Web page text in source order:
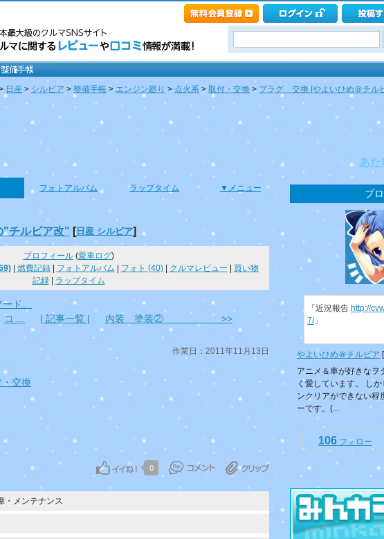
日産 > シルビア > 整備手帳 > エンジン廻り > 点火系 > 取付・交換 > プラグ 交換 [やよいひめ＠チル
あた
フォトアルバム ラップタイム ▼メニュー
"チルビア改" [日産 シルビア]
プロフィール(愛車ログ)
| 燃費記録| フォトアルバム フォト (40)| クルマレビュー
買い物
記録| ラップタイム
ド、
コ ...
| 記事一覧 | 内装 塗装② >>
作業日：2011年11月13日
交換
0
・メンテナンス
プ
「近況報告 http://
7/」
やよいひめ＠チルビア [
アニメ＆車が好きなヲ
く愛しています。 し
ンクリアができない程
ーです。(...
106 フォロー